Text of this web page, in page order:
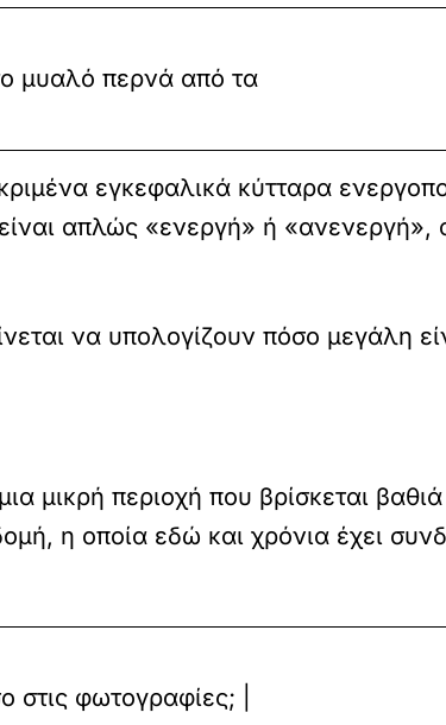
μυαλό περνά από τα
εγκεφαλικά κύτταρα
απλώς «ενεργή» ή
να υπολογίζουν πόσο μεγάλη
μικρή περιοχή που βρίσκεται
η οποία εδώ και χρόνια έχει
στις φωτογραφίες; |